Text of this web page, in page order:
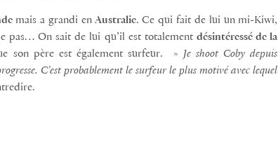
mais a grandi enAustralie. Ce qui fait de lui un mi-Kiwi,
pas… On sait de lui qu’il est totalementdésintéressé de la
son père est également surfeur.
» Je shoot Coby depuis
C’est probablement le surfeur le plus motivé avec lequel